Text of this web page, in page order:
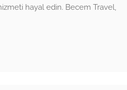
hayal edin. Becem Travel,